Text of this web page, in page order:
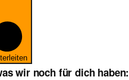
wir noch für dich haben: